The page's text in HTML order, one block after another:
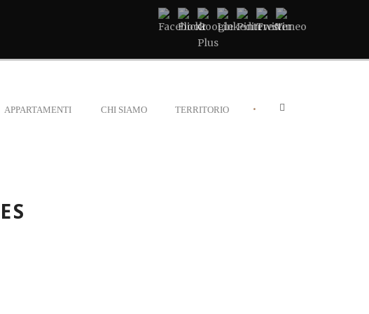
APPARTAMENTI CHI SIAMO TERRITORIO •